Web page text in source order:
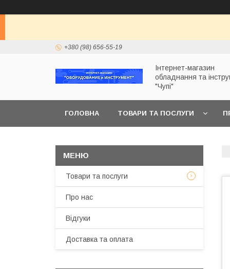
+380 (98) 656-55-19
Інтернет-магазин
обладнання та
"Чупі"
ГОЛОВНА ТОВАРИ ТА ПОСЛУГИ
Товари та послуги
Про нас
Відгуки
Доставка та оплата